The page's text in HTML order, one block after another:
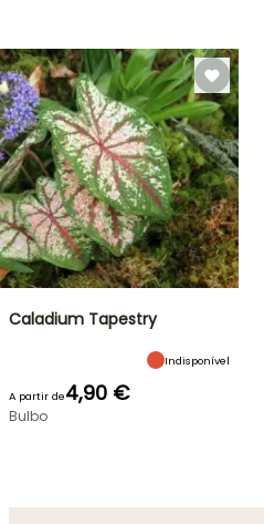
Caladium Tapestry
Indisponível
A partir de4,90 €
Bulbo